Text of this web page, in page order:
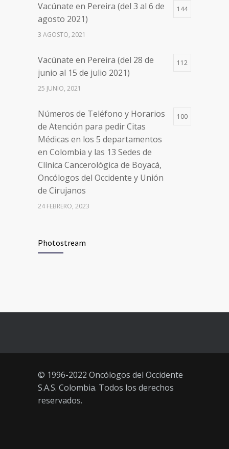
Números de Teléfono y Horarios
de Atención para pedir Citas
Médicas en los 5 departamentos
Clínica Cancerológica de Boyacá,
Oncólogos del Occidente y Unión
de Cirujanos
Vacúnate en Pereira (del 3 al 6 de
agosto 2021)
144
3 AGOSTO, 2021
Vacúnate en Pereira (del 28 de
junio al 15 de julio 2021)
112
25 JUNIO, 2021
Números de Teléfono y Horarios
de Atención para pedir Citas
Médicas en los 5 departamentos
en Colombia y las 13 Sedes de
Clínica Cancerológica de Boyacá,
Oncólogos del Occidente y Unión
de Cirujanos
100
24 FEBRERO, 2023
junio 2021)
años
Photostream
© 1996-2022 Oncólogos del Occidente
S.A.S. Colombia. Todos los derechos
reservados.